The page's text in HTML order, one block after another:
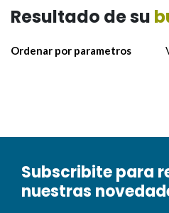
Resultado de su
Ordenar por parametros
Subscribite para
nuestras